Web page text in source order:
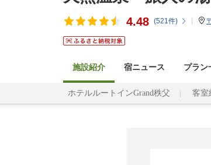
4.48 (521件)
施設紹介 宿ニュース プラン
ホテルルートインGrand秩父 客室